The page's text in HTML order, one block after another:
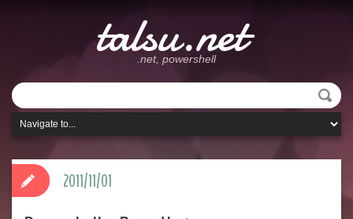
talsu.net
.net, powershell
2011/11/01